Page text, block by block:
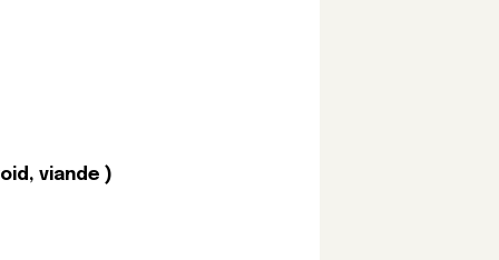
viande )